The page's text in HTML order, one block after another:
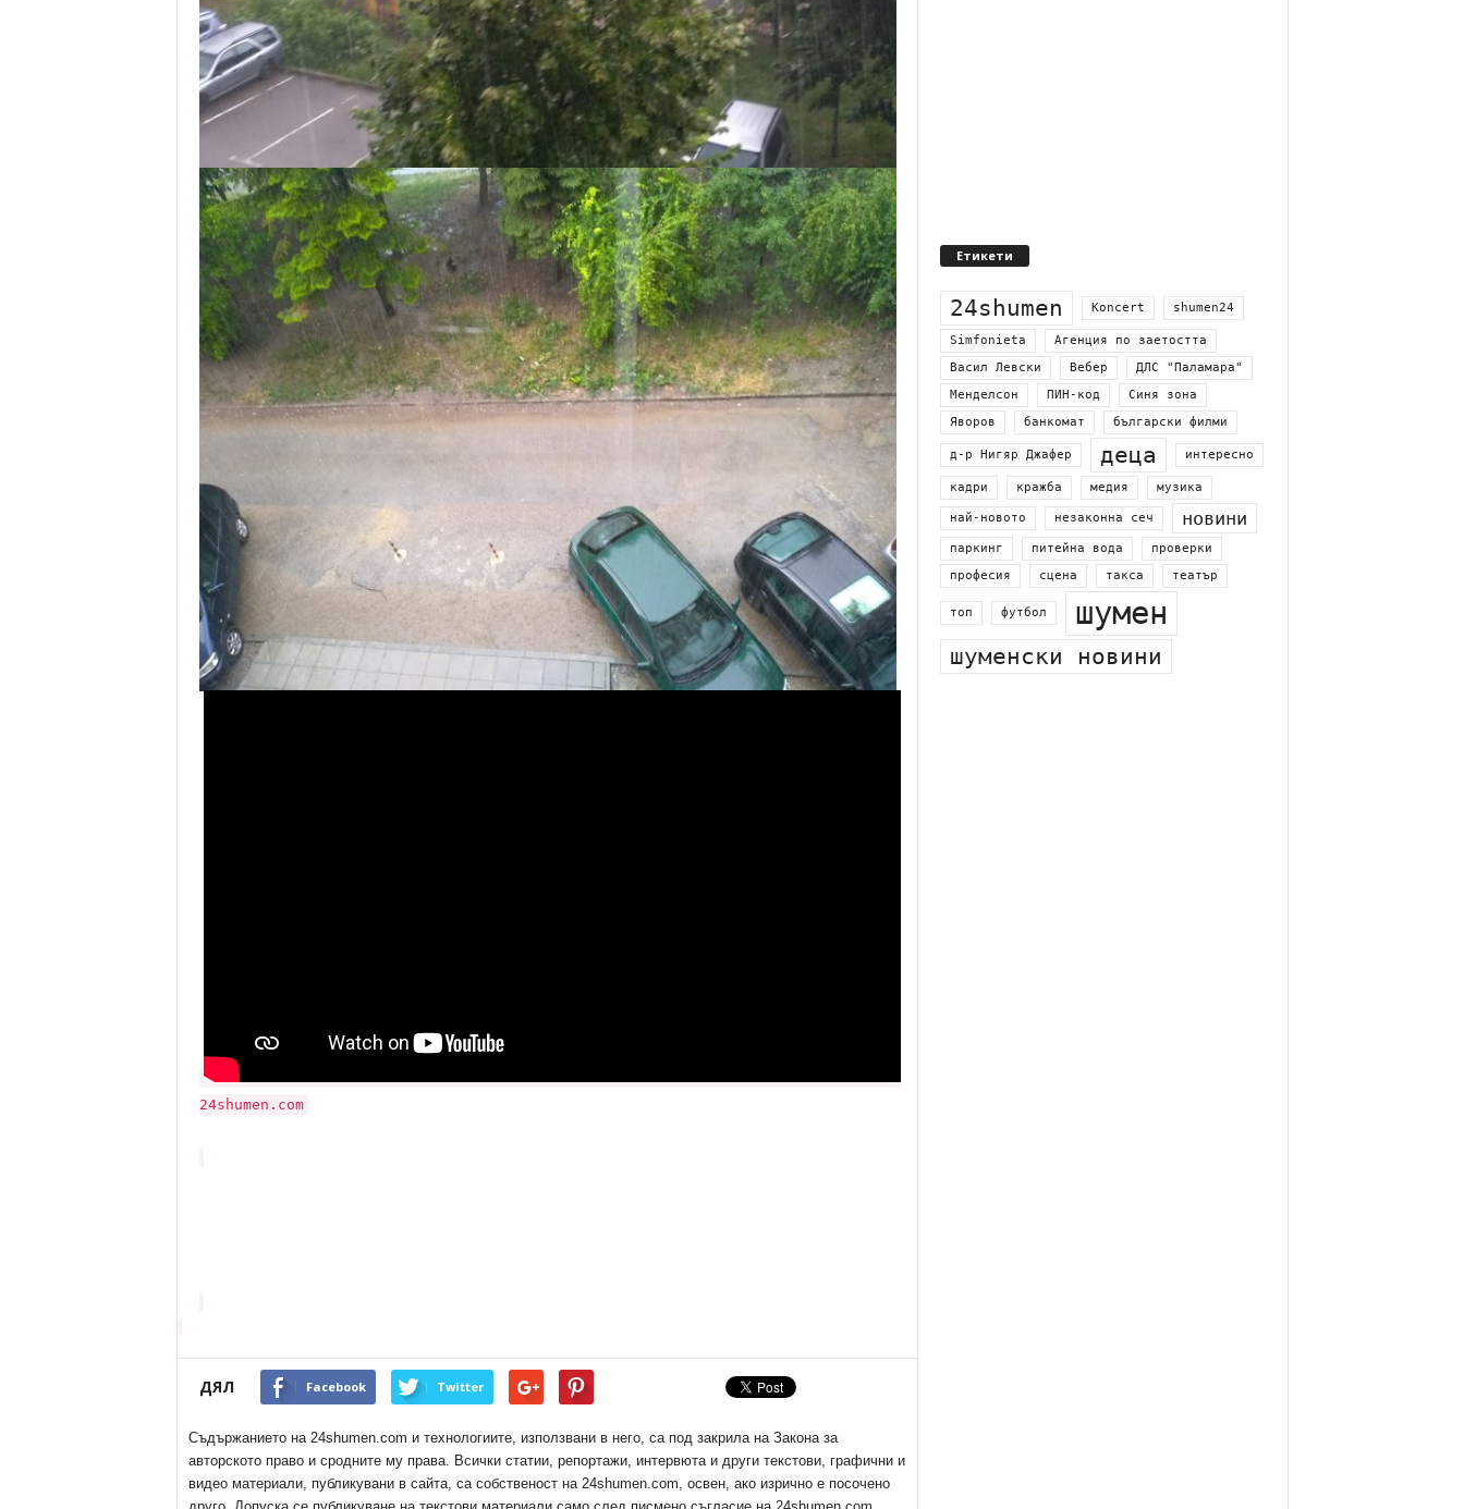
24shumen.com
ДЯЛ Facebook Twitter
Съдържанието на 24shumen.com и технологиите, използвани в него, са под закрила на Закона за
авторското право и сродните му права. Всички статии, репортажи, интервюта и други текстови, графични и
видео материали, публикувани в сайта, са собственост на 24shumen.com, освен, ако изрично е посочено
Етикети
24shumen Koncert shumen24
Simfonieta
Агенция по заетостта
Васил Левски
Вебер
ДЛС "Паламара"
Менделсон
ПИН-код
Синя зона
Яворов
банкомат български филми
д-р Нигяр Джафер деца интересно
кадри кражба медия музика
най-новото незаконна сеч новини
паркинг питейна вода
проверки
професия
сцена такса
шумен